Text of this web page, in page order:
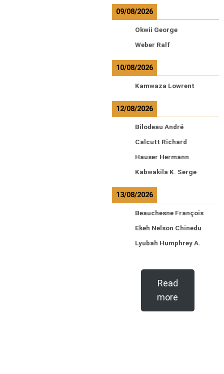
09/08/2026
Okwii George
Weber Ralf
10/08/2026
Kamwaza Lowrent
12/08/2026
Bilodeau André
Calcutt Richard
Hauser Hermann
Kabwakila K. Serge
13/08/2026
Beauchesne François
Ekeh Nelson Chinedu
Lyubah Humphrey A.
Read
more